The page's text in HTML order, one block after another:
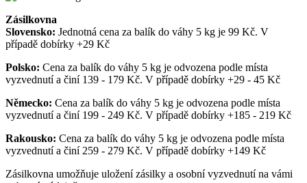
Zásilkovna
Slovensko: Jednotná cena za balík do váhy 5 kg je 99 Kč. V
případě dobírky +29 Kč
Polsko: Cena za balík do váhy 5 kg je odvozena podle místa
vyzvednutí a činí 139 - 179 Kč. V případě dobírky +29 - 45 Kč
Německo: Cena za balík do váhy 5 kg je odvozena podle místa
vyzvednutí a činí 199 - 249 Kč. V případě dobírky +185 - 219 Kč
Rakousko: Cena za balík do váhy 5 kg je odvozena podle místa
vyzvednutí a činí 259 - 279 Kč. V případě dobírky +149 Kč
Zásilkovna umožňuje uložení zásilky a osobní vyzvednutí na vámi